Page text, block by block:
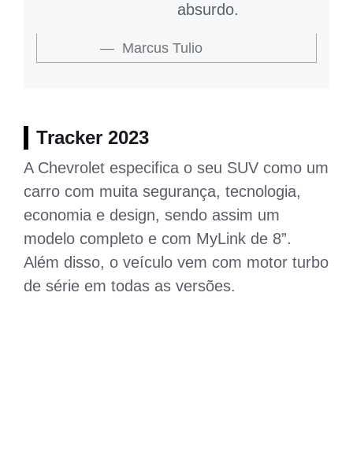
absurdo.
Marcus Tulio
Tracker 2023
A Chevrolet especifica o seu SUV como um
carro com muita segurança, tecnologia,
economia e design, sendo assim um
modelo completo e com MyLink de 8”.
Além disso, o veículo vem com motor turbo
de série em todas as versões.